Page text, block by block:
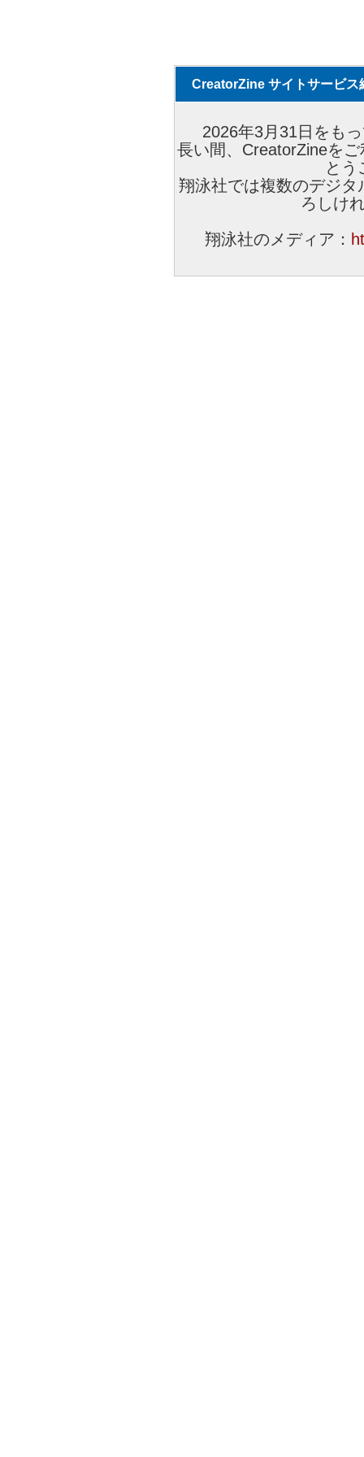
CreatorZine サイトサービス
2026年3月31日をも
長い間、CreatorZineを
とう
翔泳社では複数のデジ
ろしけ
翔泳社のメディア：